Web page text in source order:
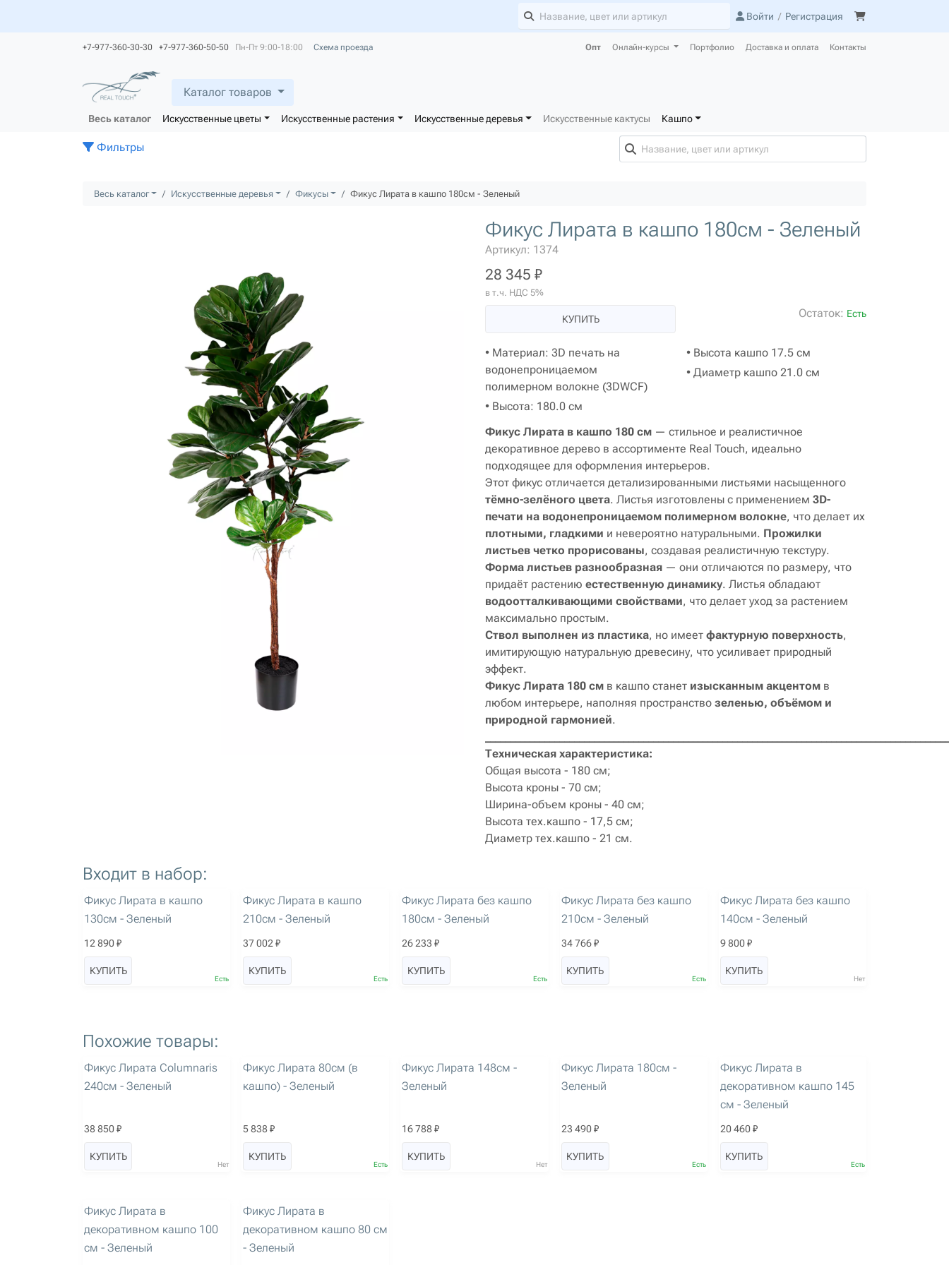
Войти / Регистрация
+7-977-360-30-30 +7-977-360-50-50 Пн-Пт 9:00-18:00 Схема проезда Опт Онлайн-курсы Портфолио Доставка и оплата Контакты
Каталог товаров
Весь каталог Искусственные цветы Искусственные растения Искусственные деревья Искусственные кактусы Кашпо
Фильтры
Весь каталог Искусственные деревья Фикусы Фикус Лирата в кашпо 180см - Зеленый
Фикус Лирата в кашпо 180см - Зеленый
Артикул: 1374
28 345 ₽
в т.ч. НДС 5%
КУПИТЬ Остаток: Есть
• Материал: 3D печать на
водонепроницаемом
полимерном волокне (3DWCF)
• Высота: 180.0 см
• Высота кашпо 17.5 см
• Диаметр кашпо 21.0 см
Фикус Лирата в кашпо 180 см — стильное и реалистичное
декоративное дерево в ассортименте Real Touch, идеально
подходящее для оформления интерьеров.
Этот фикус отличается детализированными листьями насыщенного
тёмно-зелёного цвета. Листья изготовлены с применением 3D-
печати на водонепроницаемом полимерном волокне, что делает их
плотными, гладкими и невероятно натуральными. Прожилки
листьев четко прорисованы, создавая реалистичную текстуру.
Форма листьев разнообразная — они отличаются по размеру, что
придаёт растению естественную динамику. Листья обладают
водоотталкивающими свойствами, что делает уход за растением
максимально простым.
Ствол выполнен из пластика, но имеет фактурную поверхность,
имитирующую натуральную древесину, что усиливает природный
эффект.
Фикус Лирата 180 см в кашпо станет изысканным акцентом в
любом интерьере, наполняя пространство зеленью, объёмом и
природной гармонией.
Техническая характеристика:
Общая высота - 180 см;
Высота кроны - 70 см;
Ширина-объем кроны - 40 см;
Высота тех.кашпо - 17,5 см;
Диаметр тех.кашпо - 21 см.
Входит в набор:
артикул: 1345
Фикус Лирата в кашпо
130см - Зеленый
12 890 ₽
КУПИТЬ
Есть
Фикус Лирата в кашпо
210см - Зеленый
37 002 ₽
КУПИТЬ
Есть
Фикус Лирата без кашпо
180см - Зеленый
26 233 ₽
КУПИТЬ
Есть
Фикус Лирата без кашпо
210см - Зеленый
34 766 ₽
КУПИТЬ
Есть
Фикус Лирата без кашпо
140см - Зеленый
9 800 ₽
КУПИТЬ
Нет
Похожие товары:
артикул: 2449
Фикус Лирата Columnaris
240см - Зеленый
38 850 ₽
КУПИТЬ
Нет
Фикус Лирата 80см (в
кашпо) - Зеленый
5 838 ₽
КУПИТЬ
Есть
Фикус Лирата 148см -
Зеленый
16 788 ₽
КУПИТЬ
Нет
Фикус Лирата 180см -
Зеленый
23 490 ₽
КУПИТЬ
Есть
Фикус Лирата в
декоративном кашпо 145
см - Зеленый
20 460 ₽
КУПИТЬ
Есть
Фикус Лирата в
декоративном кашпо 100
см - Зеленый
Фикус Лирата в
декоративном кашпо 80 см
- Зеленый